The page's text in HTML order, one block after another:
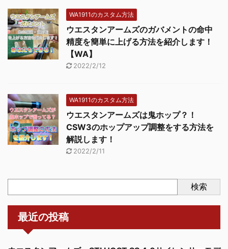
WA1911のカスタム方法
ウエスタンアームズのガバメントの命中
精度を簡単に上げる方法を紹介します！
【WA】
2022/2/12
WA1911のカスタム方法
ウエスタンアームズは鬼ホップ？！
CSW3のホップアップ調整をする方法を
解説します！
2022/2/11
検索
最近の投稿